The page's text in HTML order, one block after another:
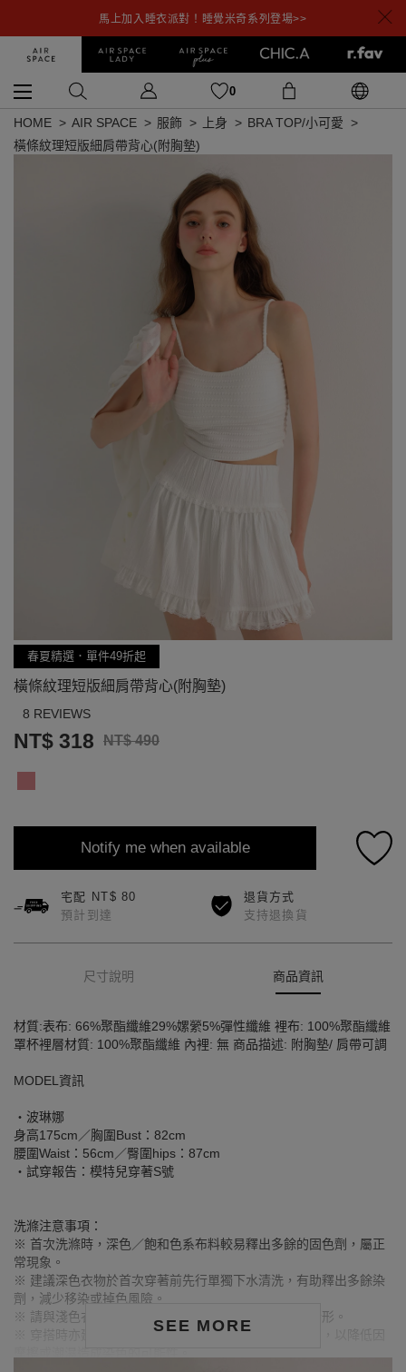
馬上加入睡衣派對！睡覺米奇系列登場>>
0
HOME AIR SPACE 服飾 上身
BRA TOP/小可愛
橫條紋理短版細肩帶背心(附胸墊)
春夏精選．單件49折起
橫條紋理短版細肩帶背心(附胸墊)
8 REVIEWS
NT$ 318 NT$ 490
Notify me when available
宅配 NT$ 80
預計到達
退貨方式
支持退換貨
尺寸說明 商品資訊
SEE MORE
材質:表布: 66%聚酯纖維29%嫘縈5%彈性纖維 裡布: 100%聚酯纖維
罩杯裡層材質: 100%聚酯纖維 內裡: 無 商品描述: 附胸墊/ 肩帶可調
MODEL資訊
‧波琳娜
身高175cm／胸圍Bust：82cm
腰圍Waist：56cm／臀圍hips：87cm
‧試穿報告：模特兒穿著S號
洗滌注意事項：
※ 首次洗滌時，深色／飽和色系布料較易釋出多餘的固色劑，屬正
常現象。
※ 建議深色衣物於首次穿著前先行單獨下水清洗，有助釋出多餘染
劑，減少移染或掉色風險。
※ 請與淺色衣物分開洗滌，避免互相染色或產生移染情形。
※ 穿搭時亦建議避免與淺色配件、包款、飾品一同使用，以降低因